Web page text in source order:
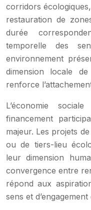
corridors
restauration de
durée
temporelle des
environnement
dimension locale
renforce
L’économie
financement
majeur. Les projets
ou de tiers-lieu
leur dimension
convergence entre
répond aux
sens et